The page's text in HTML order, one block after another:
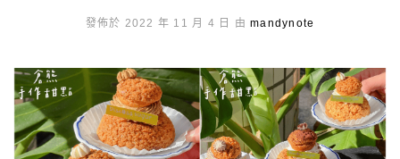
發佈於 2022 年 11 月 4 日 由mandynote